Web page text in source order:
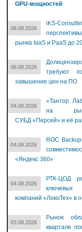
GPU-мощностей
06.08.2026
iKS-
рынка IaaS и PaaS до
06.08.2026
требуют
завышение цен на ПО
04.08.2026
«Тантор
на
СУБД «Персей» и её
04.08.2026
ROC
«Яндекс 360»
04.08.2026
РТК-ЦОД
ключевых
компаний «ЛокоТех» в
03.08.2026
Рынок
квартале